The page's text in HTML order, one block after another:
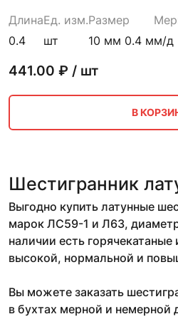
Длина
0.4
Ед. изм.
шт
Размер
10 мм 0.4 мм/д
441.00 ₽ / шт
В
Шестигранник
Выгодно купить латунные
марок ЛС59-1 и Л63,
наличии есть
высокой, нормальной и
Вы можете заказать
в бухтах мерной и немерной